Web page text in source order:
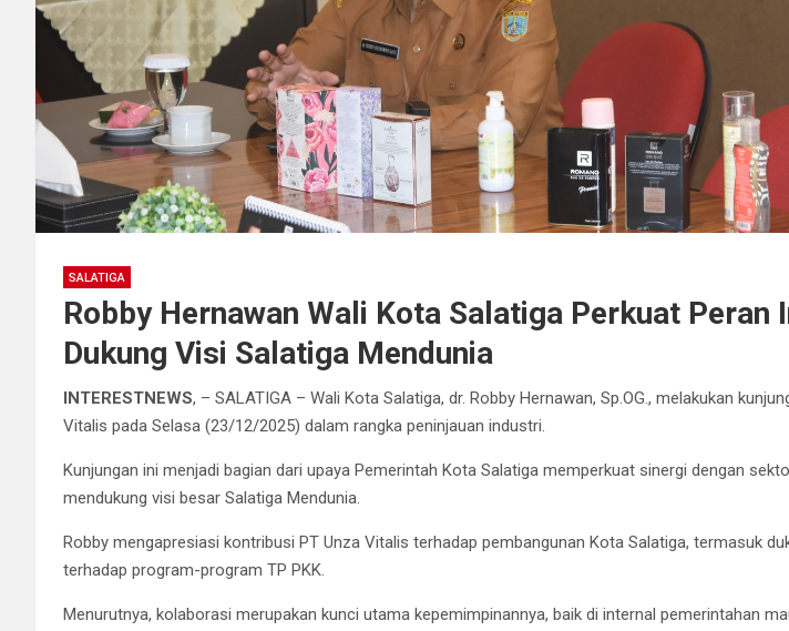
SALATIGA
Robby Hernawan Wali Kota Salatiga Perkuat Peran
Dukung Visi Salatiga Mendunia
INTERESTNEWS, – SALATIGA – Wali Kota Salatiga, dr. Robby Hernawan, Sp.OG., melakukan
Vitalis pada Selasa (23/12/2025) dalam rangka peninjauan industri.
Kunjungan ini menjadi bagian dari upaya Pemerintah Kota Salatiga memperkuat sinergi dengan
mendukung visi besar Salatiga Mendunia.
Robby mengapresiasi kontribusi PT Unza Vitalis terhadap pembangunan Kota Salatiga, termasuk
terhadap program-program TP PKK.
Menurutnya, kolaborasi merupakan kunci utama kepemimpinannya, baik di internal pemerintahan